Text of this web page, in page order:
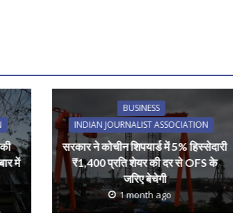
में
BUSINESS
INDIAN JOURNALIST ASSOCIATION
सरकार ने कोचीन शिपयार्ड में 5% हिस्सेदारी
₹1,400 प्रति शेयर की दर से OFS के
जरिए बेचेगी
1 month ago